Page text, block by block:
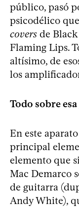
público, pasó
psicodélico
covers de
Flaming Lips.
altísimo, de
los
Todo sobre
En este
principal
elemento que
Mac Demarco
de guitarra
Andy White),